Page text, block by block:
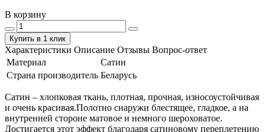
В корзину
Купить в 1 клик
Характеристики Описание Отзывы Вопрос-ответ
Материал
Сатин
Страна производитель Беларусь
Сатин – хлопковая ткань, плотная, прочная, износоустойчивая
и очень красивая.Полотно снаружи блестящее, гладкое, а на
внутренней стороне матовое и немного шероховатое.
Достигается этот эффект благодаря сатиновому переплетению